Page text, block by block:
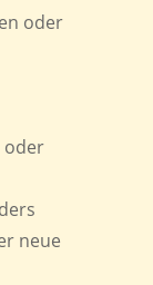
oder
oder
neue